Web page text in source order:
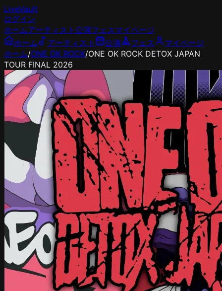
LiveVault
ログイン
ホームアーティスト 公演フェスマイページ
ホーム
アーティスト 公演 フェス
マイページ
ホーム/ONE OK ROCK/ONE OK ROCK DETOX JAPAN
TOUR FINAL 2026